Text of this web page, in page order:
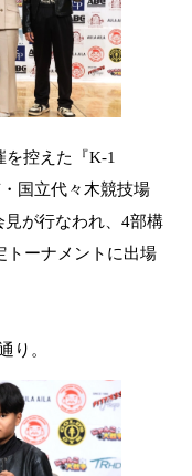
控えた『K-1
国立代々木競技場
が行なわれ、4部構
トーナメントに出場
り。